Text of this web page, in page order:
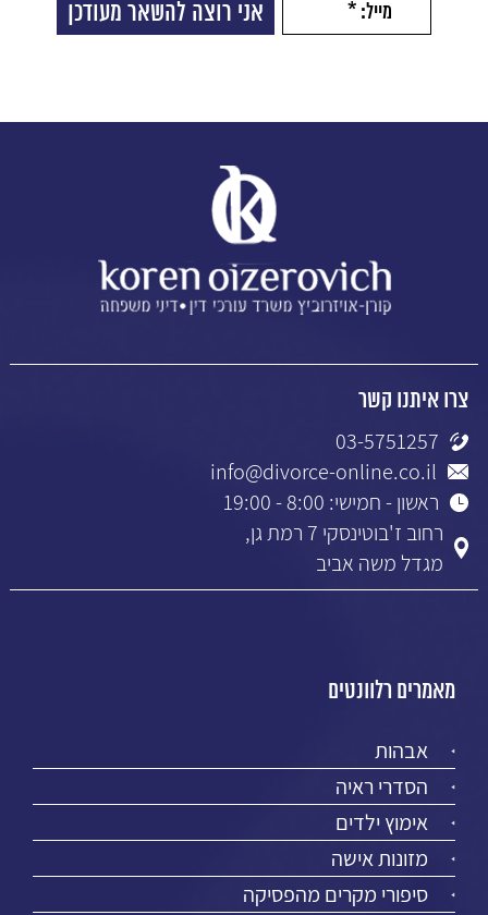
צרו איתנו קשר
03-5751257
info@divorce-online.co.il
ראשון - חמישי: 8:00 - 19:00
רחוב ז'בוטינסקי 7 רמת גן,
מגדל משה אביב
מאמרים רלוונטים
אבהות
הסדרי ראיה
אימוץ ילדים
מזונות אישה
סיפורי מקרים מהפסיקה